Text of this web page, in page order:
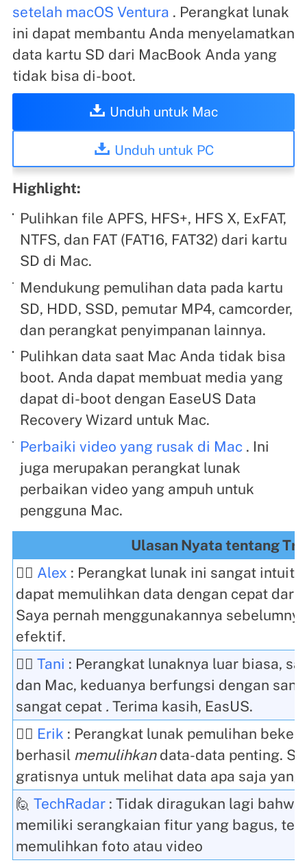
setelah macOS Ventura . Perangkat lunak
ini dapat membantu Anda menyelamatkan
data kartu SD dari MacBook Anda yang
tidak bisa di-boot.
Unduh untuk Mac
Unduh untuk PC
Highlight:
Pulihkan file APFS, HFS+, HFS X, ExFAT,
NTFS, dan FAT (FAT16, FAT32) dari kartu
SD di Mac.
Mendukung pemulihan data pada kartu
SD, HDD, SSD, pemutar MP4, camcorder,
dan perangkat penyimpanan lainnya.
Pulihkan data saat Mac Anda tidak bisa
boot. Anda dapat membuat media yang
dapat di-boot dengan EaseUS Data
Recovery Wizard untuk Mac.
Perbaiki video yang rusak di Mac . Ini
juga merupakan perangkat lunak
perbaikan video yang ampuh untuk
pengguna Mac.
Ulasan Nyata tentang
🙋‍♂️ Alex : Perangkat lunak ini sangat
dapat memulihkan data dengan cepat dari
Saya pernah menggunakannya
efektif.
🙋‍♂️Tani : Perangkat lunaknya luar biasa,
dan Mac, keduanya berfungsi dengan
sangat cepat . Terima kasih, EasUS.
🙋‍♀️ Erik : Perangkat lunak pemulihan
berhasil memulihkandata-data penting.
gratisnya untuk melihat data apa saja
🙋TechRadar : Tidak diragukan lagi bahwa
memiliki serangkaian fitur yang bagus,
memulihkan foto atau video